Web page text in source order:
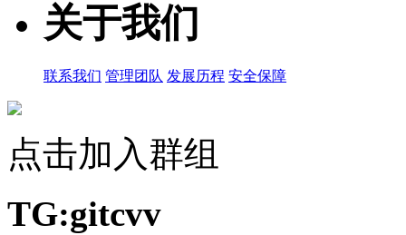
关于我们
联系我们 管理团队 发展历程 安全保障
点击加入群组
TG:gitcvv